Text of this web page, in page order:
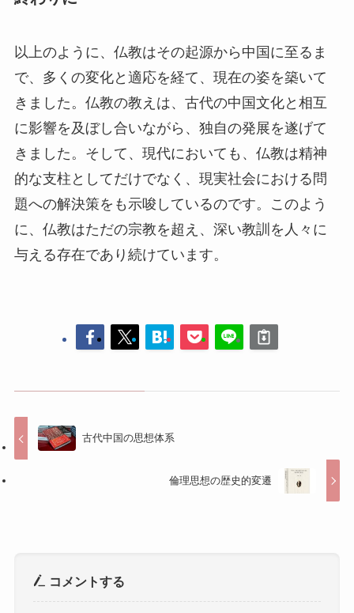
以上のように、仏教はその起源から中国に至るま
で、多くの変化と適応を経て、現在の姿を築いて
きました。仏教の教えは、古代の中国文化と相互
に影響を及ぼし合いながら、独自の発展を遂げて
きました。そして、現代においても、仏教は精神
的な支柱としてだけでなく、現実社会における問
題への解決策をも示唆しているのです。このよう
に、仏教はただの宗教を超え、深い教訓を人々に
与える存在であり続けています。
古代中国の思想体系
倫理思想の歴史的変遷
コメントする